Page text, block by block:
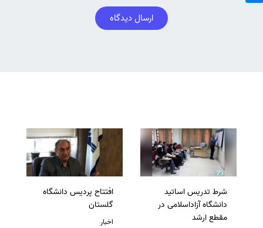
ارسال دیدگاه
شرط تدریس اساتید
دانشگاه آزاداسلامی در
مقطع ارشد
افتتاح پردیس دانشگاه
گلستان
اخبار